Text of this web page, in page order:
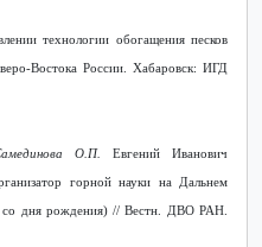
технологии обогащения песков
Востока России. Хабаровск: ИГД
О.П. Евгений Иванович
горной науки на Дальнем
со дня рождения) // Вестн. ДВО РАН.